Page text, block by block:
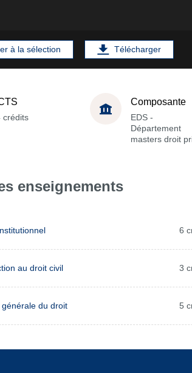
à la sélection Télécharger
crédits
Composante
EDS -
Département
masters droit
enseignements
6
au droit civil 3
du droit 5